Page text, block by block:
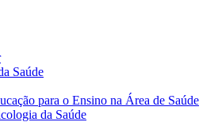
Saúde
para o Ensino na Área de Saúde
da Saúde